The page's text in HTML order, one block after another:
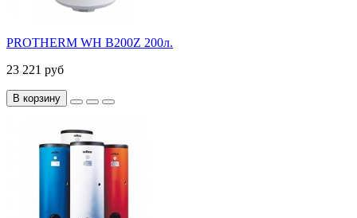
PROTHERM WH B200Z 200л.
23 221 руб
В корзину